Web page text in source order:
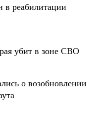
в реабилитации
убит в зоне СВО
о возобновлении